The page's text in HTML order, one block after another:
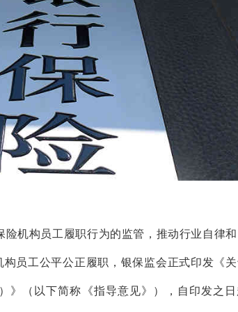
机构员工履职行为的监管，推动行业自律
员工公平公正履职，银保监会正式印发《
》（以下简称《指导意见》），自印发之